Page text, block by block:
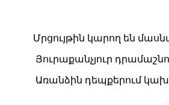
Մրցույթին կարող են
Յուրաքանչյուր դ
Առանձին դեպքերում